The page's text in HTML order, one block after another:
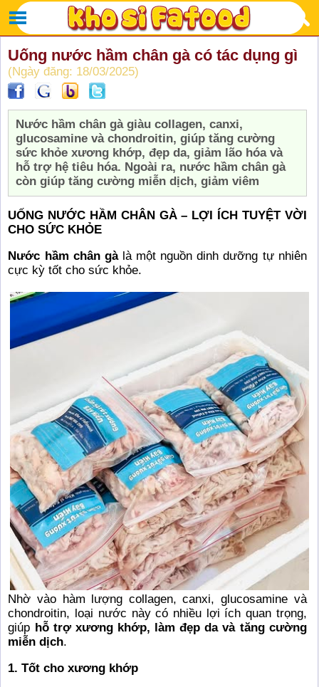
Uống nước hầm chân gà có tác dụng gì
(Ngày đăng: 18/03/2025)
Nước hầm chân gà giàu collagen, canxi,
glucosamine và chondroitin, giúp tăng cường
sức khỏe xương khớp, đẹp da, giảm lão hóa và
hỗ trợ hệ tiêu hóa. Ngoài ra, nước hầm chân gà
còn giúp tăng cường miễn dịch, giảm viêm
UỐNG NƯỚC HẦM CHÂN GÀ – LỢI ÍCH TUYỆT VỜI
CHO SỨC KHỎE
Nước hầm chân gàlà một nguồn dinh dưỡng tự nhiên
cực kỳ tốt cho sức khỏe.
Nhờ vào hàm lượng collagen, canxi, glucosamine và
chondroitin, loại nước này có nhiều lợi ích quan trọng,
giúp hỗ trợ xương khớp, làm đẹp da và tăng cường
miễn dịch.
1. Tốt cho xương khớp